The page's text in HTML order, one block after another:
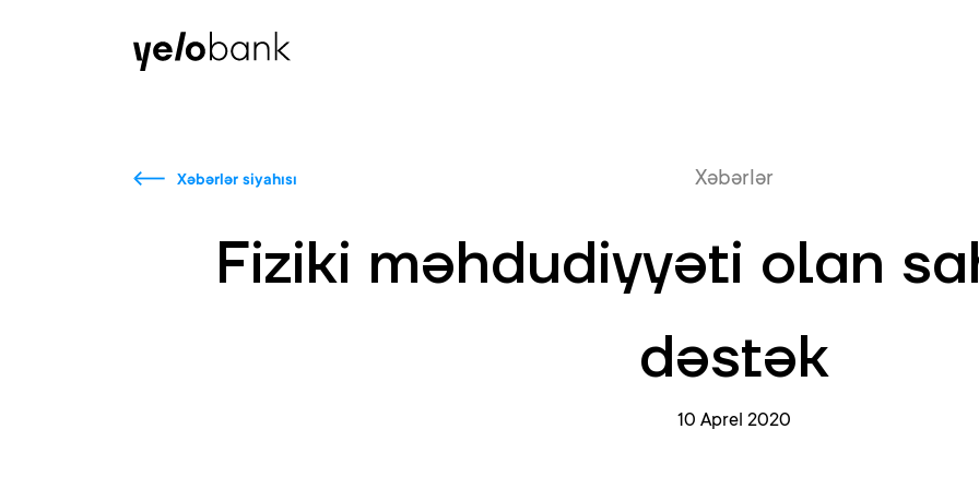
Xəbərlər siyahısı Xəbərlər
Fiziki məhdudiyyəti olan
dəstək
10 Aprel 2020